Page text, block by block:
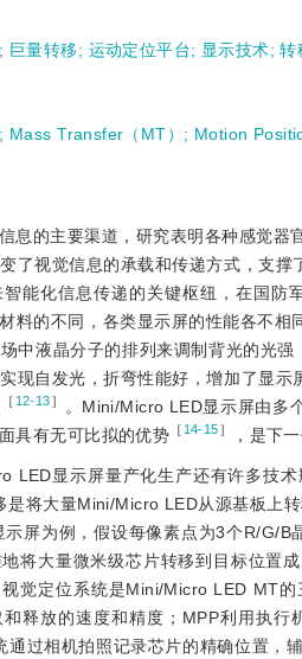
; 巨量转移; 运动定位平台; 显示技术;转
; Mass Transfer（MT） ; Motion
息的主要渠道，研究表明各种感觉
了视觉信息的承载和传递方式，支
能化信息传递的关键枢纽，在国防
料的不同，各类显示屏的性能各不相
中液晶分子的排列来调制背光的光强
现自发光，折弯性能好，增加了显
［ 12-13］
。Mini/Micro LED显示屏由多
具有无可比拟的优势 ［ 14-15］ ，是下
LED显示屏量产化生产还有许多技
是将大量Mini/Micro LED从源基板上
屏为例，假设每像素点为3个R/G/
将大量微米级芯片转移到目标位置
觉定位系统是Mini/Micro LED MT的
和释放的速度和精度；MPP利用执
通过相机拍照记录芯片的精确位置